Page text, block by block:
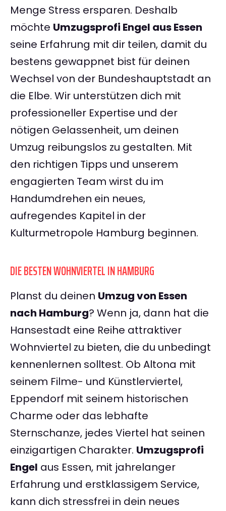
Menge Stress ersparen. Deshalb
möchte Umzugsprofi Engel aus Essen
seine Erfahrung mit dir teilen, damit du
bestens gewappnet bist für deinen
Wechsel von der Bundeshauptstadt an
die Elbe. Wir unterstützen dich mit
professioneller Expertise und der
nötigen Gelassenheit, um deinen
Umzug reibungslos zu gestalten. Mit
den richtigen Tipps und unserem
engagierten Team wirst du im
Handumdrehen ein neues,
aufregendes Kapitel in der
Kulturmetropole Hamburg beginnen.
DIE BESTEN WOHNVIERTEL IN HAMBURG
Planst du deinen Umzug von Essen
nach Hamburg? Wenn ja, dann hat die
Hansestadt eine Reihe attraktiver
Wohnviertel zu bieten, die du unbedingt
kennenlernen solltest. Ob Altona mit
seinem Filme- und Künstlerviertel,
Eppendorf mit seinem historischen
Charme oder das lebhafte
Sternschanze, jedes Viertel hat seinen
einzigartigen Charakter. Umzugsprofi
Engel aus Essen, mit jahrelanger
Erfahrung und erstklassigem Service,
kann dich stressfrei in dein neues